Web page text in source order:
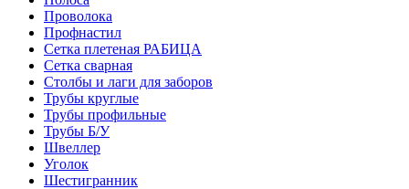
Проволока
Профнастил
Сетка плетеная РАБИЦА
Сетка сварная
Столбы и лаги для заборов
Трубы круглые
Трубы профильные
Трубы Б/У
Швеллер
Уголок
Шестигранник